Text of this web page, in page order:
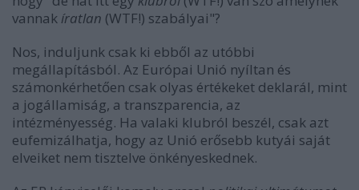
vannak íratlan (WTF!) szabályai"?
Nos, induljunk csak ki ebből az utóbbi
megállapításból. Az Európai Unió nyíltan és
számonkérhetően csak olyas értékeket deklarál, mint
a jogállamiság, a transzparencia, az
intézményesség. Ha valaki klubról beszél, csak azt
eufemizálhatja, hogy az Unió erősebb kutyái saját
elveiket nem tisztelve önkényeskednek.